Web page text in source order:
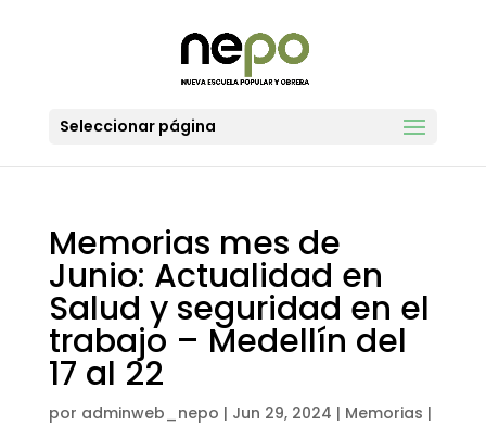
Seleccionar página
Memorias mes de
Junio: Actualidad en
Salud y seguridad en el
trabajo – Medellín del
17 al 22
por adminweb_nepo | Jun 29, 2024 | Memorias |